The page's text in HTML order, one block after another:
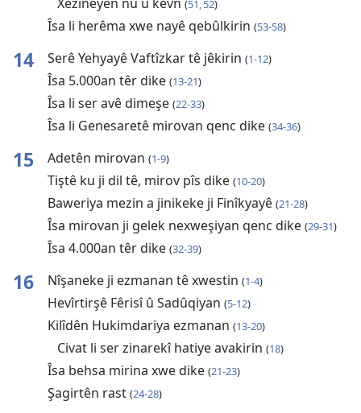
(51, 52)
Îsa li herêma xwe nayê qebûlkirin (53-58)
14 Serê Yehyayê Vaftîzkar tê jêkirin (1-12)
Îsa 5.000an têr dike (13-21)
Îsa li ser avê dimeşe (22-33)
Îsa li Genesaretê mirovan qenc dike (34-36)
15 Adetên mirovan (1-9)
Tiştê ku ji dil tê, mirov pîs dike (10-20)
Baweriya mezin a jinikeke ji Finîkyayê (21-28)
Îsa mirovan ji gelek nexweşiyan qenc dike (29-31)
Îsa 4.000an têr dike (32-39)
16 Nîşaneke ji ezmanan tê xwestin (1-4)
Hevîrtirşê Fêrisî û Sadûqiyan (5-12)
Kilîdên Hukimdariya ezmanan (13-20)
Civat li ser zinarekî hatiye avakirin (18)
Îsa behsa mirina xwe dike (21-23)
Şagirtên rast (24-28)